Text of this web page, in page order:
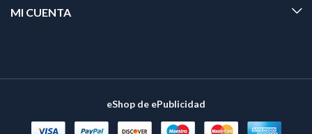
MI CUENTA
eShop de ePublicidad